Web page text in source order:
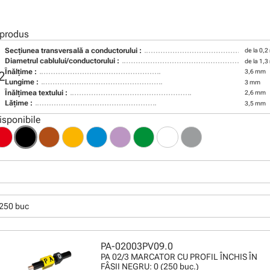
Secţiunea transversală a conductorului : de la 0,2
Diametrul cablului/conductorului : de la 1,3
Înălţime : 3,6 mm
Lungime : 3 mm
Înălţimea textului : 2,6 mm
Lăţime : 3,5 mm
buc
PA-02003PV09.0
PA 02/3 MARCATOR CU PROFIL ÎNCHIS ÎN
FÂŞII NEGRU: 0 (250 buc.)